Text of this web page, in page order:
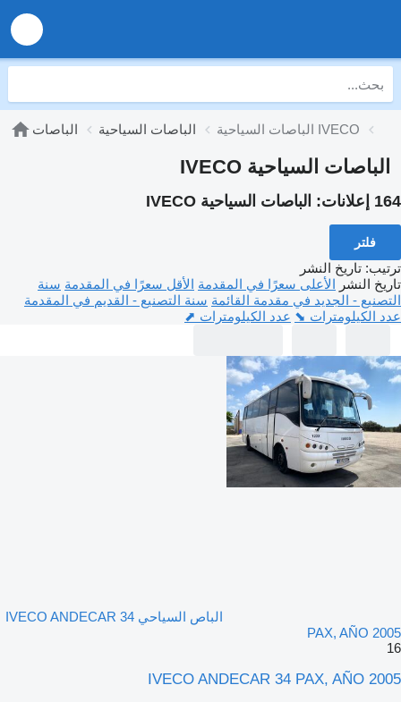
الباصات الباصات السياحية الباصات السياحية IVECO
الباصات السياحية IVECO
164 إعلانات: الباصات السياحية IVECO
فلتر
ترتيب: تاريخ النشر
تاريخ النشر الأعلى سعرًا في المقدمة الأقل سعرًا في المقدمة سنة
التصنيع - الجديد في مقدمة القائمة سنة التصنيع - القديم في المقدمة
عدد الكيلومترات ⬊ عدد الكيلومترات ⬈
الباص السياحي IVECO ANDECAR 34
PAX, AÑO 2005
16
IVECO ANDECAR 34 PAX, AÑO 2005